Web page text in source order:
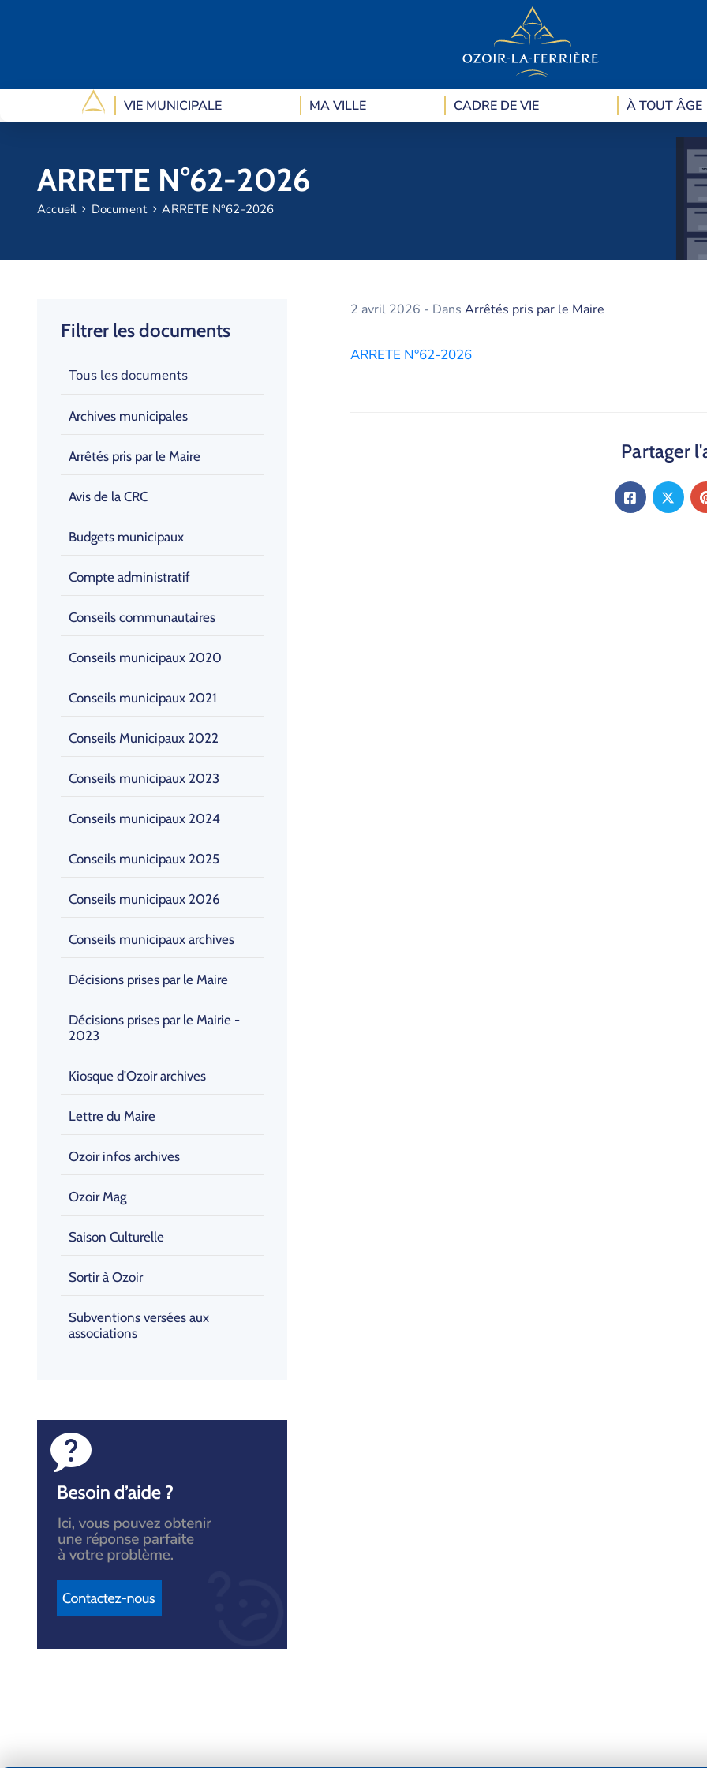
VIE MUNICIPALE MA VILLE CADRE DE VIE À TOUT ÂGE
ARRETE N°62-2026
Accueil Document ARRETE N°62-2026
Filtrer les documents
Tous les documents
Archives municipales
Arrêtés pris par le Maire
Avis de la CRC
Budgets municipaux
Compte administratif
Conseils communautaires
Conseils municipaux 2020
Conseils municipaux 2021
Conseils Municipaux 2022
Conseils municipaux 2023
Conseils municipaux 2024
Conseils municipaux 2025
Conseils municipaux 2026
Conseils municipaux archives
Décisions prises par le Maire
Décisions prises par le Mairie -
2023
Kiosque d'Ozoir archives
Lettre du Maire
Ozoir infos archives
Ozoir Mag
Saison Culturelle
Sortir à Ozoir
Subventions versées aux
associations
2 avril 2026 - Dans Arrêtés pris par le Maire
ARRETE N°62-2026
Partager